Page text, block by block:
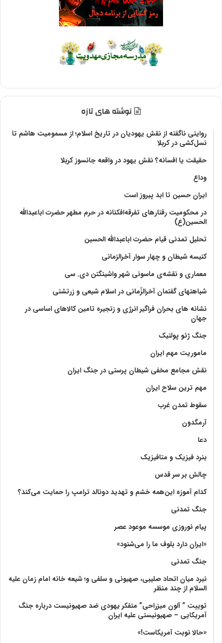
نوشته های تازه
روایتی ناگفته از نقش یهودیان در تاریخ اسلام؛ از مسمومیت هاشم تا
نسل‌کشی در کربلا
حقیقت یا افسانه؟‌ نقش یهود در واقعه جانسوز کربلا
وداع
ایران حسین تا ابد پیروز است
در محکومیت رفتارهای تفرقه‌افکنانه در حرم مطهر حضرت اباعبدالله
الحسین(ع)
تحلیل تمدنی قیام حضرت اباعبدالله الحسین
کنیسه شیطان و چهار سوار آخرالزمانی
معماری و نقشه‌ی ماسونی شهر واشينگتن دی. سی
شباهتهای گفتمان آخر‌الزّمانی در اسلام شیعی و زرتشتی
نشانه های بحران فراگیر انرژی و زنجیره تامین کالاهای اساسی در
جهان
جنگ ژئو پولتیک
ماموریت مهم ایران
نقش مجامع مخفی شیطان پرستی در جنگ ایران
مهم ترین سلاح ایران
سقوط تمدن غرب
آرمگدون
دعا
بنرد فیزیک و متافیزیک
چالش بر سر قدس
کدام آموزه این‌همه خشم و تهدید دونالد ترامپ را حمایت می‌کند؟
جنگ تمدنی
پیام نوروزی موسسه موعود عصر
«ایران دارد بلوف ما را می‌شنود»
جنگ تمدنی
نبرد میان اتحاد صلیبی، صهیونی و سلفی و؛ شیعه خانه امام زمان علیه
السلام از چند منظر
توییت ” آلون میزراحی” متفکر یهودی ضد صهیونیست درباره جنگ
آمریکایی – صهیونیستی علیه ایران
«حالا نوبت آمریکاست!»